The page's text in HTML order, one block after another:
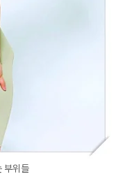
부위들